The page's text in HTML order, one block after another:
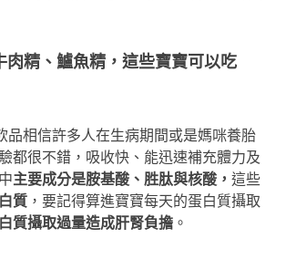
肉精、鱸魚精，這些寶寶可以吃
品相信許多人在生病期間或是媽咪養胎
都很不錯，吸收快、能迅速補充體力及
主要成分是胺基酸、胜肽與核酸， 這些
質 ，要記得算進寶寶每天的蛋白質攝取
質攝取過量造成肝腎負擔 。